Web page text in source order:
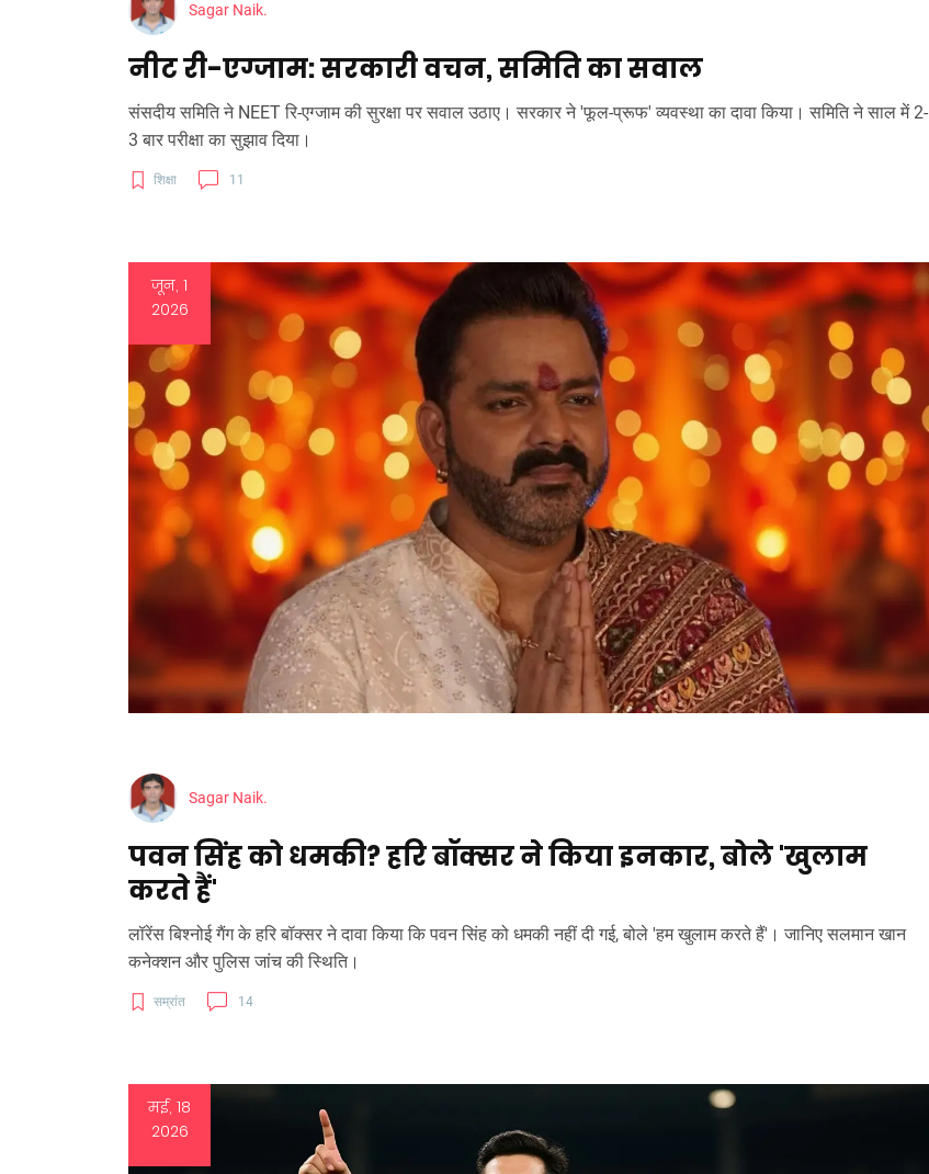
Sagar Naik.
नीट री-एग्जाम: सरकारी वचन, समिति का सवाल
संसदीय समिति ने NEET रि-एग्जाम की सुरक्षा पर सवाल उठाए। सरकार ने 'फूल-प्रूफ' व्यवस्था का दावा किया। समिति ने साल में 2-
3 बार परीक्षा का सुझाव दिया।
शिक्षा 11
जून, 1
2026
Sagar Naik.
पवन सिंह को धमकी? हरि बॉक्सर ने किया इनकार, बोले 'खुलाम
करते हैं'
लॉरेंस बिश्नोई गैंग के हरि बॉक्सर ने दावा किया कि पवन सिंह को धमकी नहीं दी गई, बोले 'हम खुलाम करते हैं'। जानिए सलमान खान
कनेक्शन और पुलिस जांच की स्थिति।
सम्रांत 14
मई, 18
2026